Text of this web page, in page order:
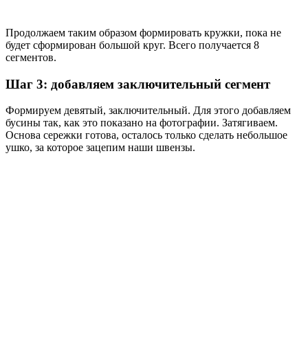
Продолжаем таким образом формировать кружки, пока не
будет сформирован большой круг. Всего получается 8
сегментов.
Шаг 3: добавляем заключительный сегмент
Формируем девятый, заключительный. Для этого добавляем
бусины так, как это показано на фотографии. Затягиваем.
Основа сережки готова, осталось только сделать небольшое
ушко, за которое зацепим наши швензы.